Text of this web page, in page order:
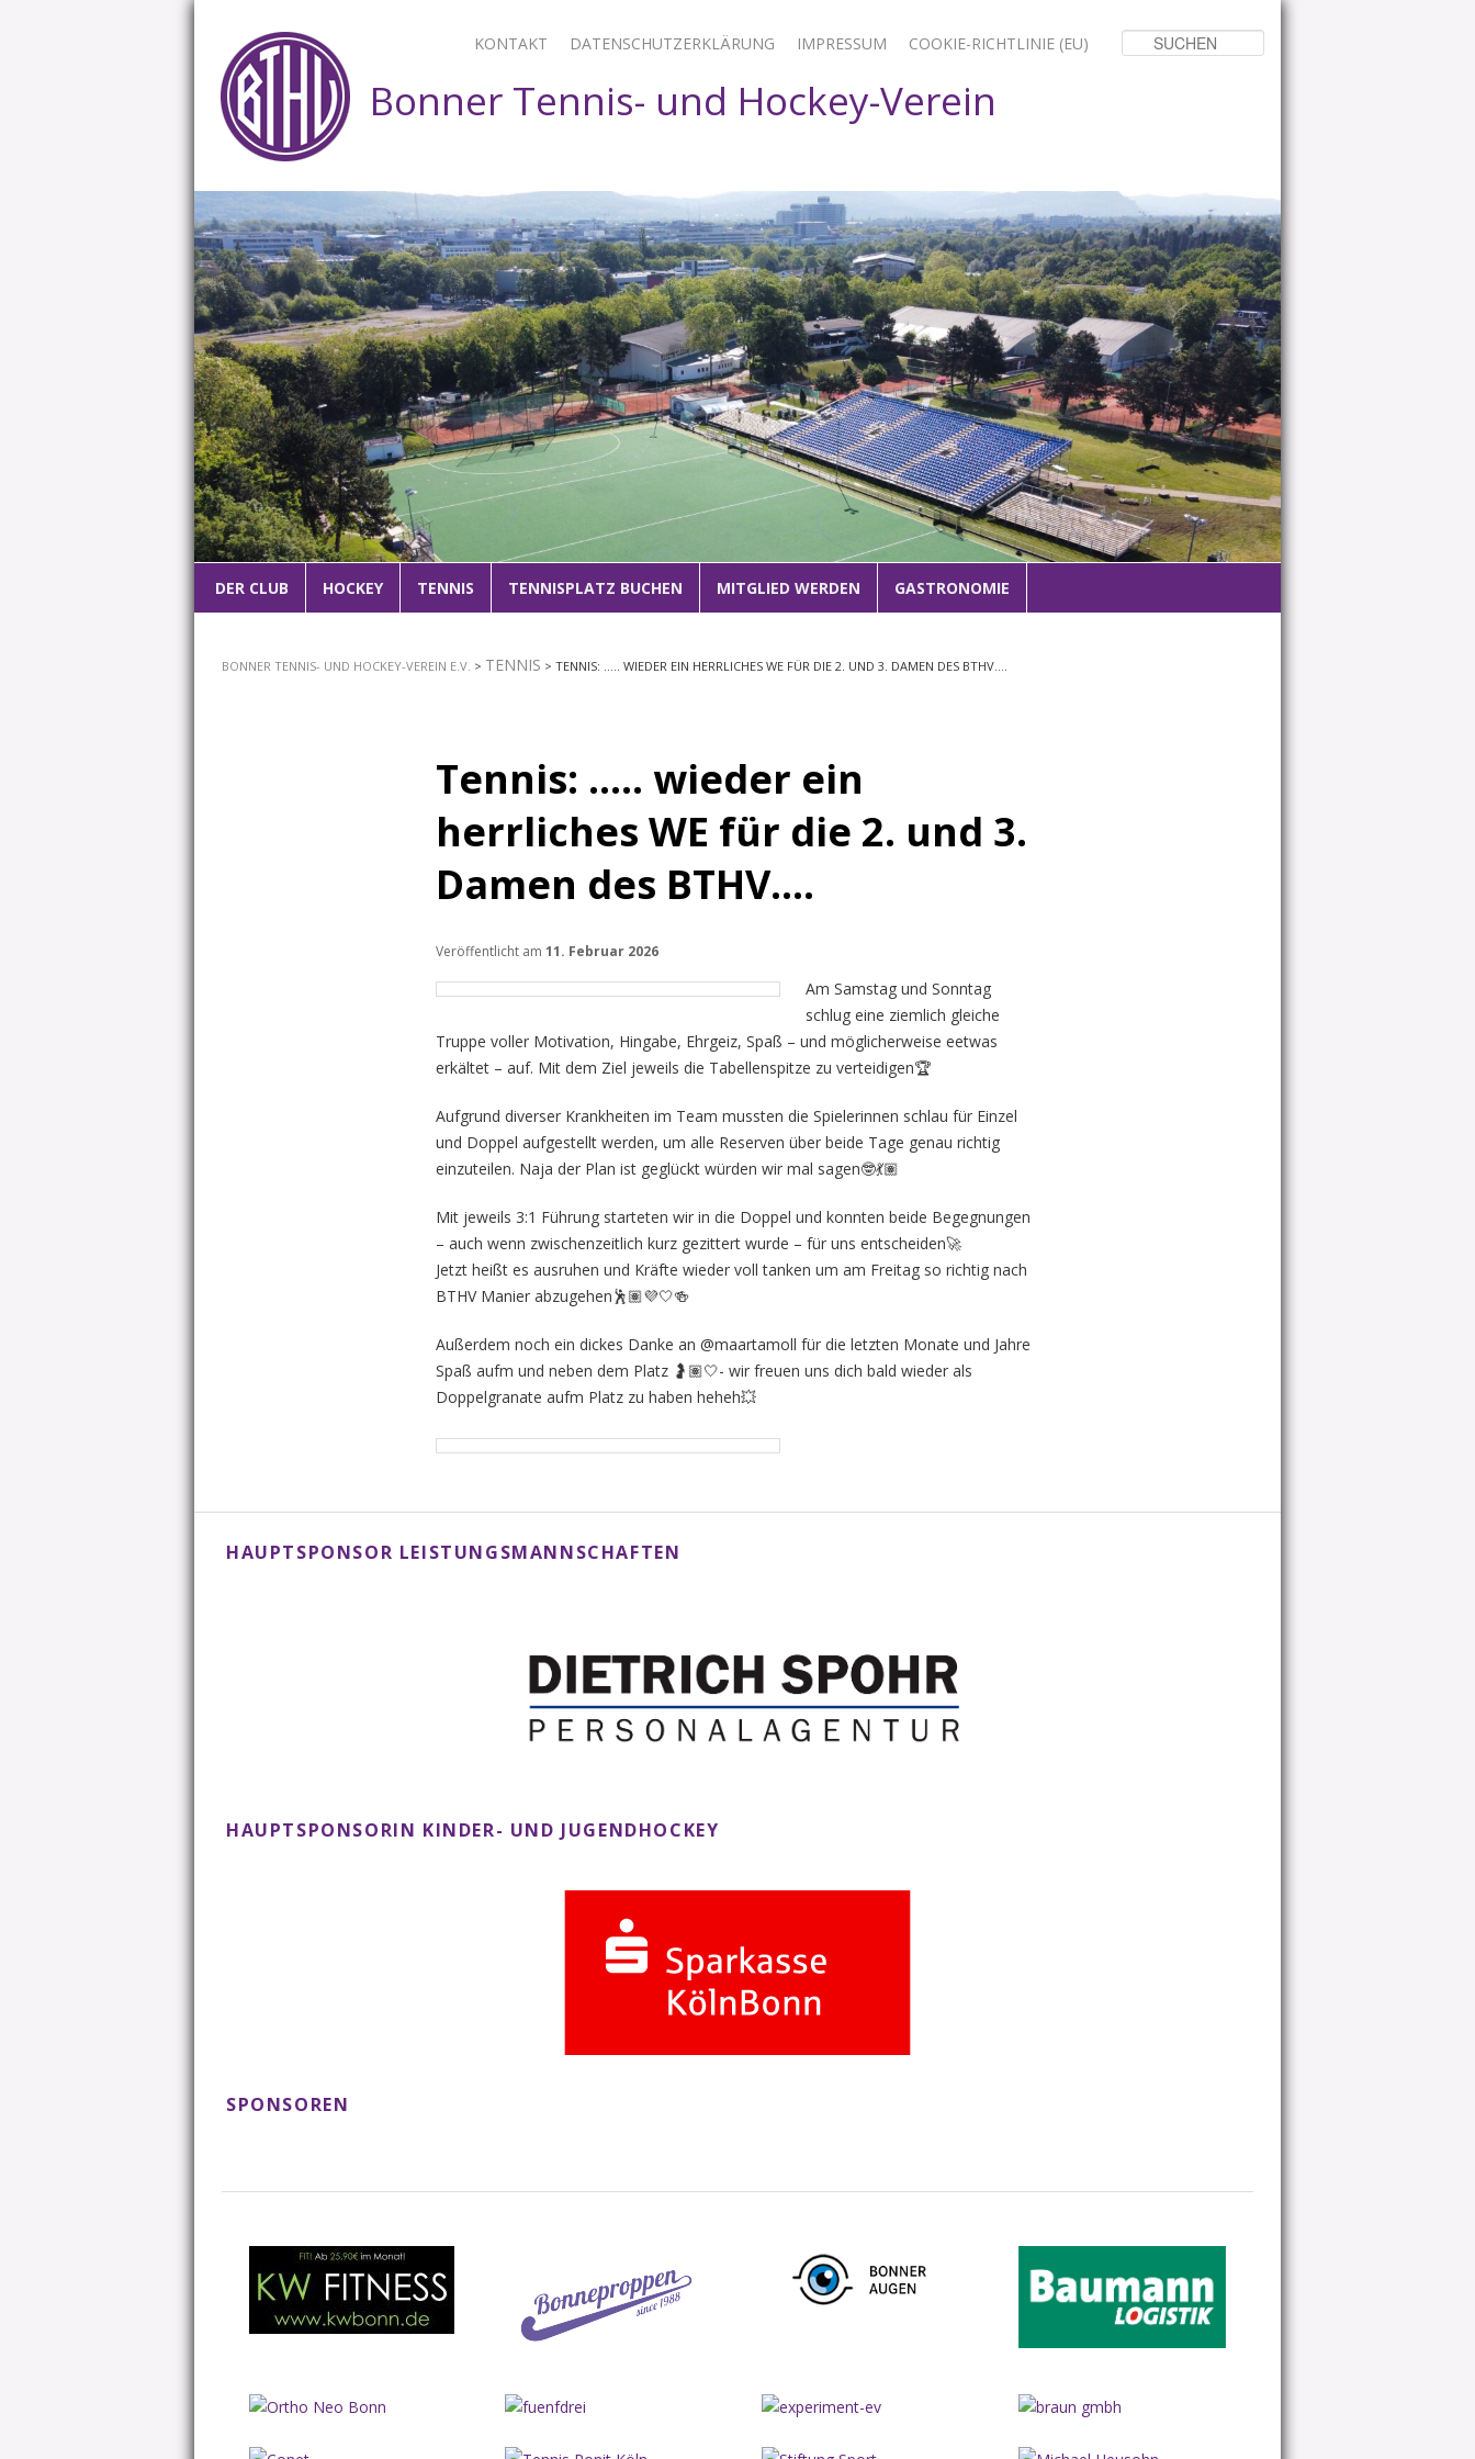
KONTAKT DATENSCHUTZERKLÄRUNG IMPRESSUM COOKIE-RICHTLINIE (EU)
Bonner Tennis- und Hockey-Verein
1 2 3
ZUM
DER CLUB HOCKEY TENNIS TENNISPLATZ BUCHEN MITGLIED WERDEN GASTRONOMIE
BONNER TENNIS- UND HOCKEY-VEREIN E.V. > TENNIS > TENNIS: ….. WIEDER EIN HERRLICHES WE FÜR DIE 2. UND 3. DAMEN DES BTHV….
Tennis: ….. wieder ein
herrliches WE für die 2. und 3.
Damen des BTHV….
Veröffentlicht am11. Februar 2026
Am Samstag und Sonntag
schlug eine ziemlich gleiche
Truppe voller Motivation, Hingabe, Ehrgeiz, Spaß – und möglicherweise eetwas
erkältet – auf. Mit dem Ziel jeweils die Tabellenspitze zu verteidigen🏆
Aufgrund diverser Krankheiten im Team mussten die Spielerinnen schlau für Einzel
und Doppel aufgestellt werden, um alle Reserven über beide Tage genau richtig
einzuteilen. Naja der Plan ist geglückt würden wir mal sagen🤓💃🏽
Mit jeweils 3:1 Führung starteten wir in die Doppel und konnten beide Begegnungen
– auch wenn zwischenzeitlich kurz gezittert wurde – für uns entscheiden🚀
Jetzt heißt es ausruhen und Kräfte wieder voll tanken um am Freitag so richtig nach
BTHV Manier abzugehen🕺🏽💜🤍🍻
Außerdem noch ein dickes Danke an @maartamoll für die letzten Monate und Jahre
Spaß aufm und neben dem Platz 🤰🏽🤍- wir freuen uns dich bald wieder als
Doppelgranate aufm Platz zu haben heheh💥
HAUPTSPONSOR LEISTUNGSMANNSCHAFTEN
HAUPTSPONSORIN KINDER- UND JUGENDHOCKEY
SPONSOREN